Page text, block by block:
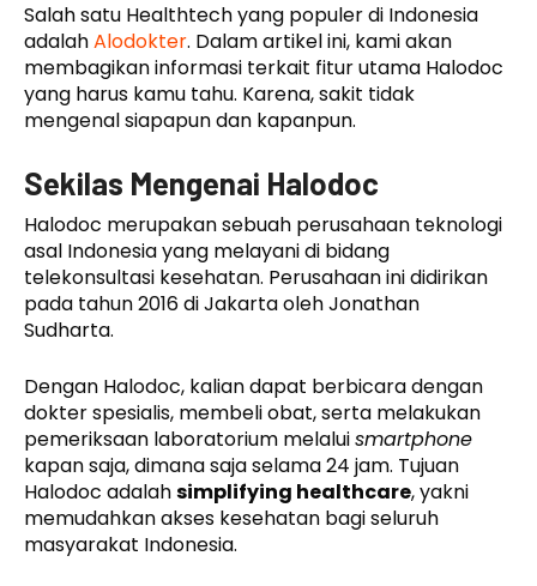
Salah satu Healthtech yang populer di Indonesia
adalahAlodokter. Dalam artikel ini, kami akan
membagikan informasi terkait fitur utama Halodoc
yang harus kamu tahu. Karena, sakit tidak
mengenal siapapun dan kapanpun.
Sekilas Mengenai Halodoc
Halodoc merupakan sebuah perusahaan teknologi
asal Indonesia yang melayani di bidang
telekonsultasi kesehatan. Perusahaan ini didirikan
pada tahun 2016 di Jakarta oleh Jonathan
Sudharta.
Dengan Halodoc, kalian dapat berbicara dengan
dokter spesialis, membeli obat, serta melakukan
pemeriksaan laboratorium melaluismartphone
kapan saja, dimana saja selama 24 jam. Tujuan
Halodoc adalahsimplifying healthcare, yakni
memudahkan akses kesehatan bagi seluruh
masyarakat Indonesia.